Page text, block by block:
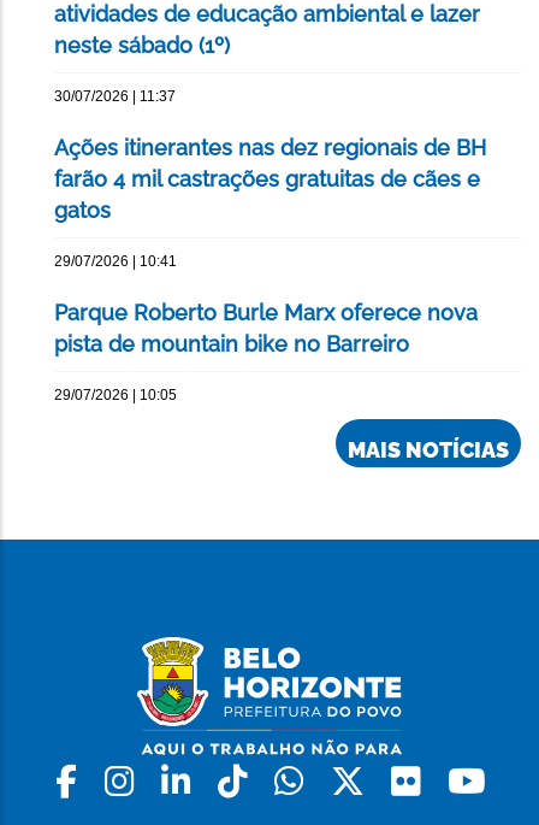
atividades de educação ambiental e lazer
neste sábado (1º)
30/07/2026 | 11:37
Ações itinerantes nas dez regionais de BH
farão 4 mil castrações gratuitas de cães e
gatos
29/07/2026 | 10:41
Parque Roberto Burle Marx oferece nova
pista de mountain bike no Barreiro
29/07/2026 | 10:05
MAIS NOTÍCIAS
Facebook
Instagram
LinkedinTiktokWhatsapp
X Flickr